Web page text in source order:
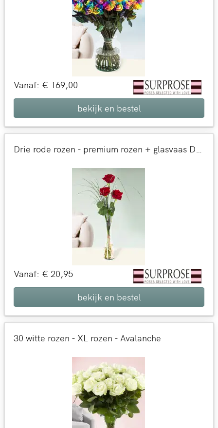
Vanaf: € 169,00
bekijk en bestel
Vanaf: € 20,95
bekijk en bestel
30 witte rozen - XL rozen - Avalanche